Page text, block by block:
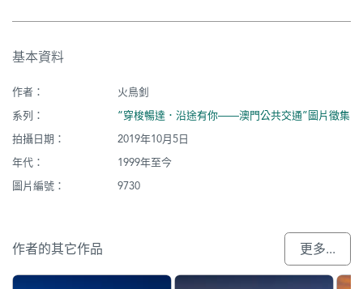
街
市
基本資料
作者：
火鳥釗
系列：
“穿梭暢達．沿途有你——澳門公共交通”圖片徵集
拍攝日期：
2019年10月5日
年代：
1999年至今
圖片編號：
9730
作者的其它作品 更多...